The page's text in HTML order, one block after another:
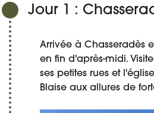
Jour 1 :
Arrivée à Chasseradès
en fin d'après-midi.
ses petites rues et
Blaise aux allures de